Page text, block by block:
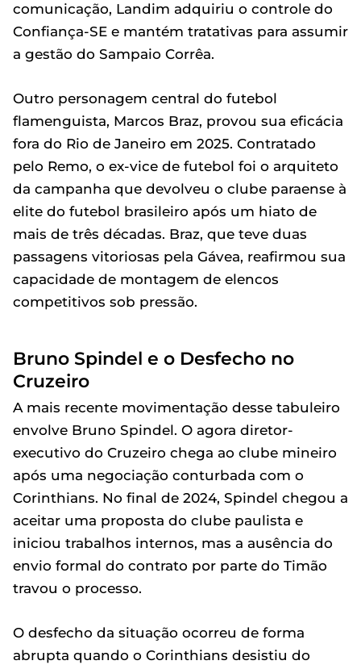
comunicação, Landim adquiriu o controle do
Confiança-SE e mantém tratativas para assumir
a gestão do Sampaio Corrêa.
Outro personagem central do futebol
flamenguista, Marcos Braz, provou sua eficácia
fora do Rio de Janeiro em 2025. Contratado
pelo Remo, o ex-vice de futebol foi o arquiteto
da campanha que devolveu o clube paraense à
elite do futebol brasileiro após um hiato de
mais de três décadas. Braz, que teve duas
passagens vitoriosas pela Gávea, reafirmou sua
capacidade de montagem de elencos
competitivos sob pressão.
Bruno Spindel e o Desfecho no
Cruzeiro
A mais recente movimentação desse tabuleiro
envolve Bruno Spindel. O agora diretor-
executivo do Cruzeiro chega ao clube mineiro
após uma negociação conturbada com o
Corinthians. No final de 2024, Spindel chegou a
aceitar uma proposta do clube paulista e
iniciou trabalhos internos, mas a ausência do
envio formal do contrato por parte do Timão
travou o processo.
O desfecho da situação ocorreu de forma
abrupta quando o Corinthians desistiu do